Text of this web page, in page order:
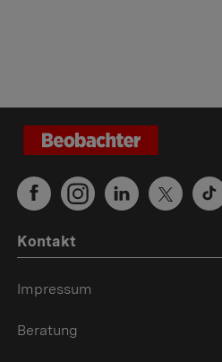
Kontakt
Impressum
Beratung